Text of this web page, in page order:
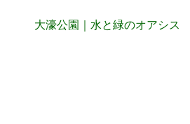
大濠公園｜水と緑のオアシス